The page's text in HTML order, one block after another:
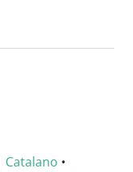
Catalano •